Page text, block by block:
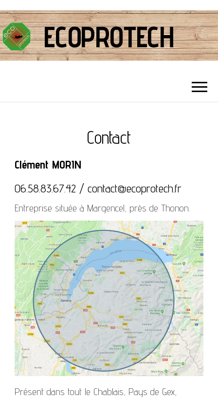
ECOPROTECH
Contact
Clément MORIN
06.58.83.67.42 / contact@ecoprotech.fr
Entreprise située à Margencel, près de Thonon.
Présent dans tout le Chablais, Pays de Gex,